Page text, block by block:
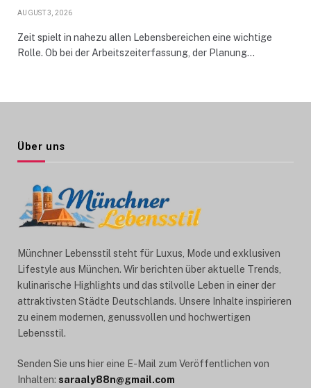
AUGUST 3, 2026
Zeit spielt in nahezu allen Lebensbereichen eine wichtige
Rolle. Ob bei der Arbeitszeiterfassung, der Planung…
Über uns
Münchner Lebensstil steht für Luxus, Mode und exklusiven
Lifestyle aus München. Wir berichten über aktuelle Trends,
kulinarische Highlights und das stilvolle Leben in einer der
attraktivsten Städte Deutschlands. Unsere Inhalte inspirieren
zu einem modernen, genussvollen und hochwertigen
Lebensstil.
Senden Sie uns hier eine E-Mail zum Veröffentlichen von
Inhalten: saraaly88n@gmail.com